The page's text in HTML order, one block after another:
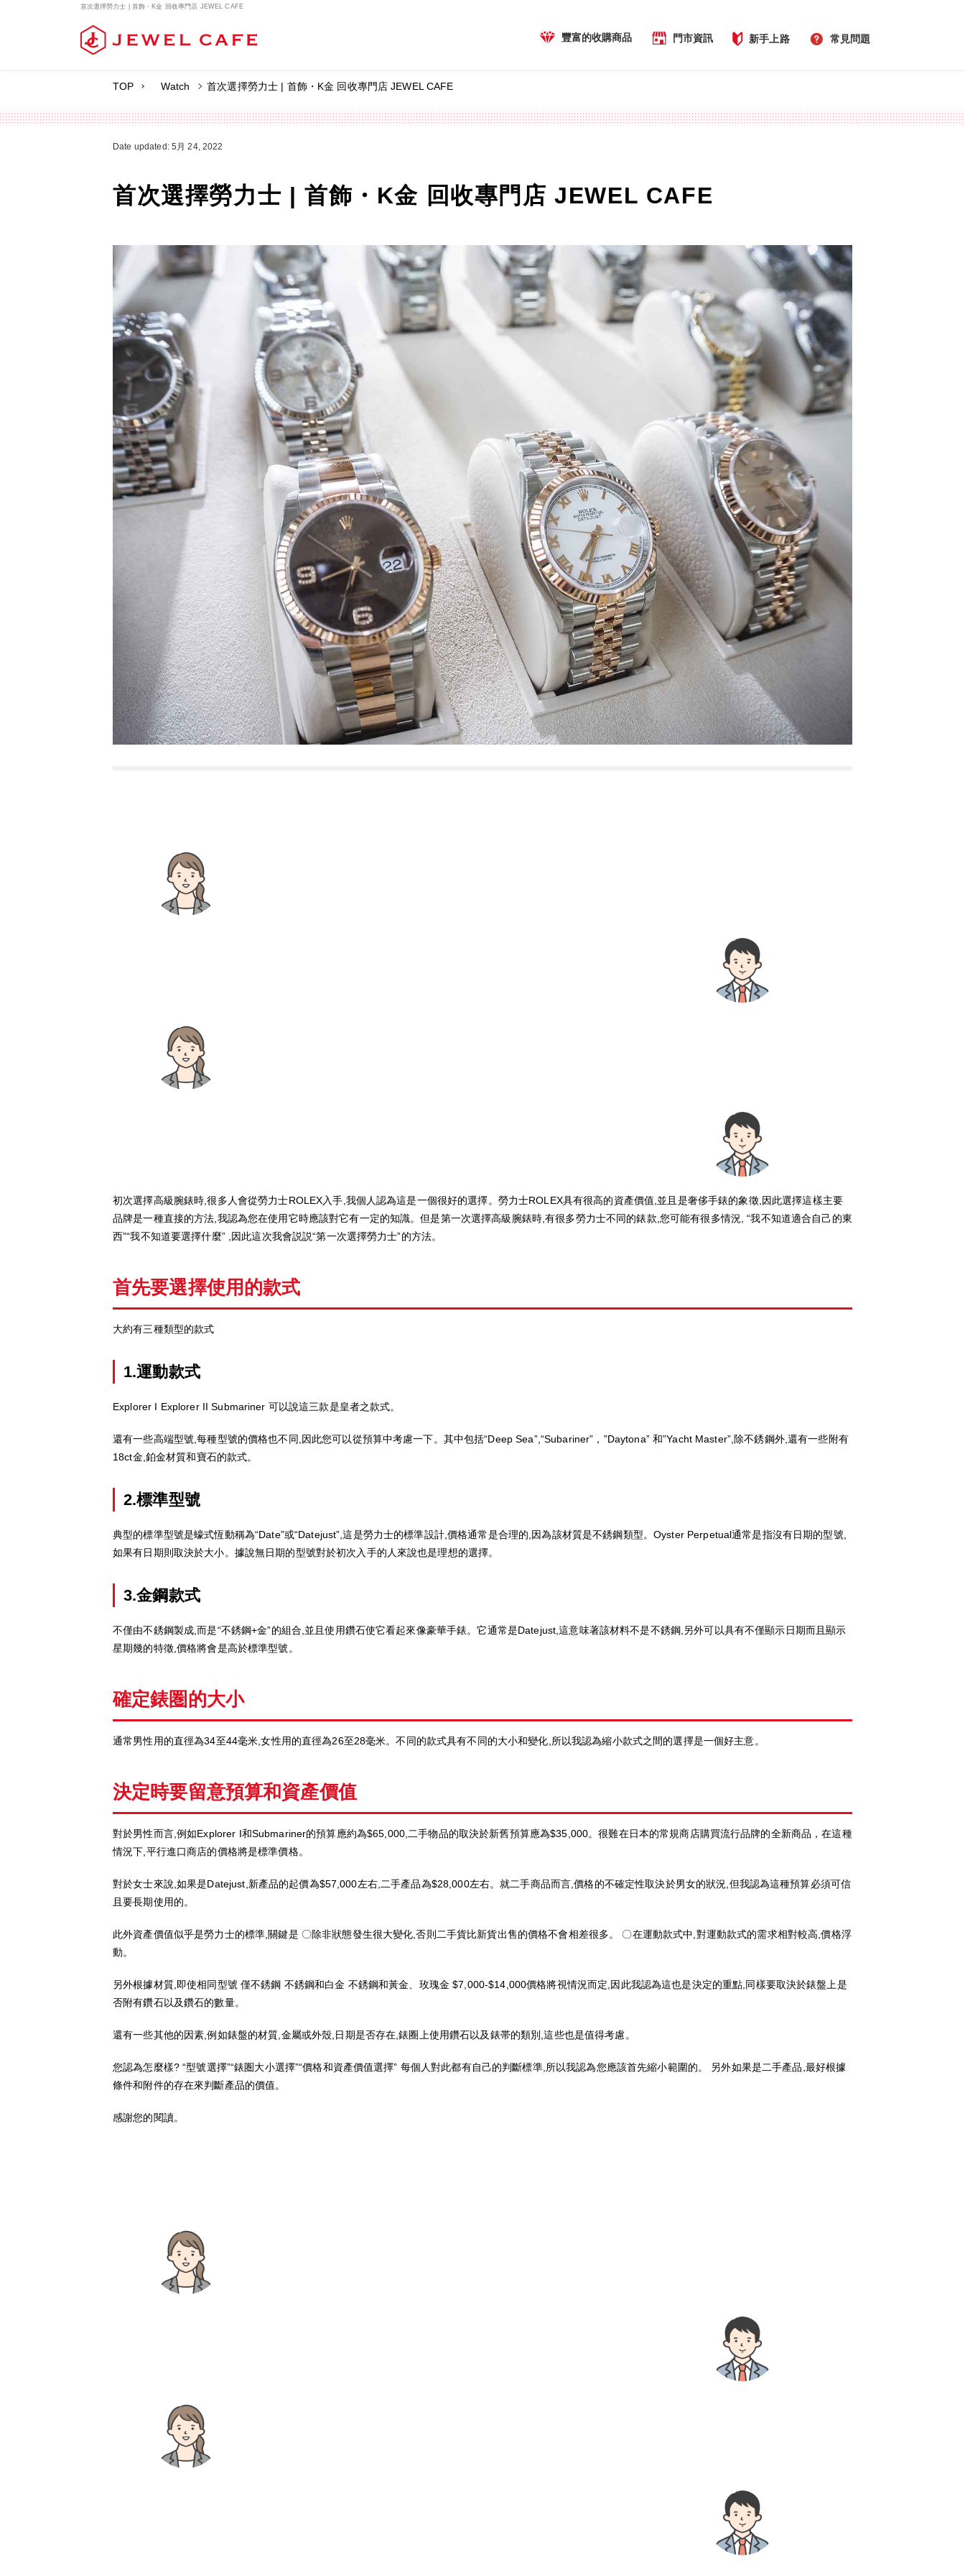
首次選擇勞力士 | 首飾・K金 回收專門店 JEWEL CAFE
豐富的收購商品 門市資訊 新手上路 常見問題
TOP Watch 首次選擇勞力士 | 首飾・K金 回收專門店 JEWEL CAFE
Date updated: 5月 24, 2022
首次選擇勞力士 | 首飾・K金 回收專門店 JEWEL CAFE
初次選擇高級腕錶時,很多人會從勞力士ROLEX入手,我個人認為這是一個很好的選擇。勞力士ROLEX具有很高的資產價值,並且是奢侈手錶的象徵,因此選擇這樣主要
品牌是一種直接的方法,我認為您在使用它時應該對它有一定的知識。但是第一次選擇高級腕錶時,有很多勞力士不同的錶款,您可能有很多情況, “我不知道適合自己的東
西”“我不知道要選擇什麼” ,因此這次我會説説“第一次選擇勞力士”的方法。
首先要選擇使用的款式
大約有三種類型的款式
1.運動款式
Explorer I Explorer II Submariner 可以說這三款是皇者之款式。
還有一些高端型號,每種型號的價格也不同,因此您可以從預算中考慮一下。其中包括“Deep Sea”,“Subariner”，”Daytona” 和”Yacht Master”,除不銹鋼外,還有一些附有
18ct金,鉑金材質和寶石的款式。
2.標準型號
典型的標準型號是蠔式恆動稱為“Date”或“Datejust”,這是勞力士的標準設計,價格通常是合理的,因為該材質是不銹鋼類型。Oyster Perpetual通常是指沒有日期的型號,
如果有日期則取決於大小。據說無日期的型號對於初次入手的人來說也是理想的選擇。
3.金鋼款式
不僅由不銹鋼製成,而是“不銹鋼+金”的組合,並且使用鑽石使它看起來像豪華手錶。它通常是Datejust,這意味著該材料不是不銹鋼,另外可以具有不僅顯示日期而且顯示
星期幾的特徵,價格將會是高於標準型號。
確定錶圏的大小
通常男性用的直徑為34至44毫米,女性用的直徑為26至28毫米。不同的款式具有不同的大小和變化,所以我認為縮小款式之間的選擇是一個好主意。
決定時要留意預算和資產價值
對於男性而言,例如Explorer I和Submariner的預算應約為$65,000,二手物品的取決於新舊預算應為$35,000。很難在日本的常規商店購買流行品牌的全新商品，在這種
情況下,平行進口商店的價格將是標準價格。
對於女士來說,如果是Datejust,新產品的起價為$57,000左右,二手產品為$28,000左右。就二手商品而言,價格的不確定性取決於男女的狀況,但我認為這種預算必須可信
且要長期使用的。
此外資產價值似乎是勞力士的標準,關鍵是 〇除非狀態發生很大變化,否則二手貨比新貨出售的價格不會相差很多。 〇在運動款式中,對運動款式的需求相對較高,價格浮
動。
另外根據材質,即使相同型號 僅不銹鋼 不銹鋼和白金 不銹鋼和黃金、玫瑰金 $7,000-$14,000價格將視情況而定,因此我認為這也是決定的重點,同樣要取決於錶盤上是
否附有鑽石以及鑽石的數量。
還有一些其他的因素,例如錶盤的材質,金屬或外殼,日期是否存在,錶圈上使用鑽石以及錶帯的類別,這些也是值得考慮。
您認為怎麼樣? “型號選擇”“錶圏大小選擇”“價格和資產價值選擇” 每個人對此都有自己的判斷標準,所以我認為您應該首先縮小範圍的。 另外如果是二手產品,最好根據
條件和附件的存在來判斷產品的價值。
感謝您的閱讀。